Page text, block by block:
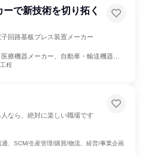
で新技術を切り拓く
回路基板プレス装置メーカー
療機器メーカー、自動車・輸送機器メ
程
なら、絶対に楽しい職場です
通、SCM/生産管理/購買/物流、経営/事業企画